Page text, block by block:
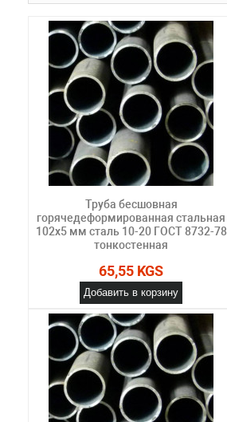
Труба бесшовная
горячедеформированная стальная
102х5 мм сталь 10-20 ГОСТ 8732-78
тонкостенная
65,55 KGS
Добавить в корзину